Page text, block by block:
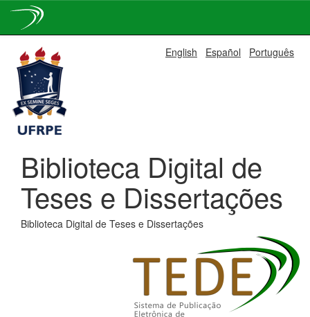
navigation
English Español Português
Biblioteca Digital de
Teses e Dissertações
Biblioteca Digital de Teses e Dissertações